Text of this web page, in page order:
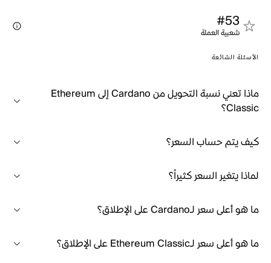
#53
شعبية العملة
الأسئلة الشائعة
ماذا تعني نسبة التحويل من Cardano إلى Ethereum
Classic؟
كيف يتم حساب السعر؟
لماذا يتغير السعر كثيراً؟
ما هو أعلى سعر لـCardano على الإطلاق؟
ما هو أعلى سعر لـEthereum Classic على الإطلاق؟